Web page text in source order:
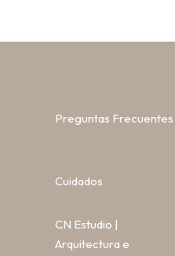
Preguntas Frecuentes
Cuidados
CN Estudio |
Arquitectura e